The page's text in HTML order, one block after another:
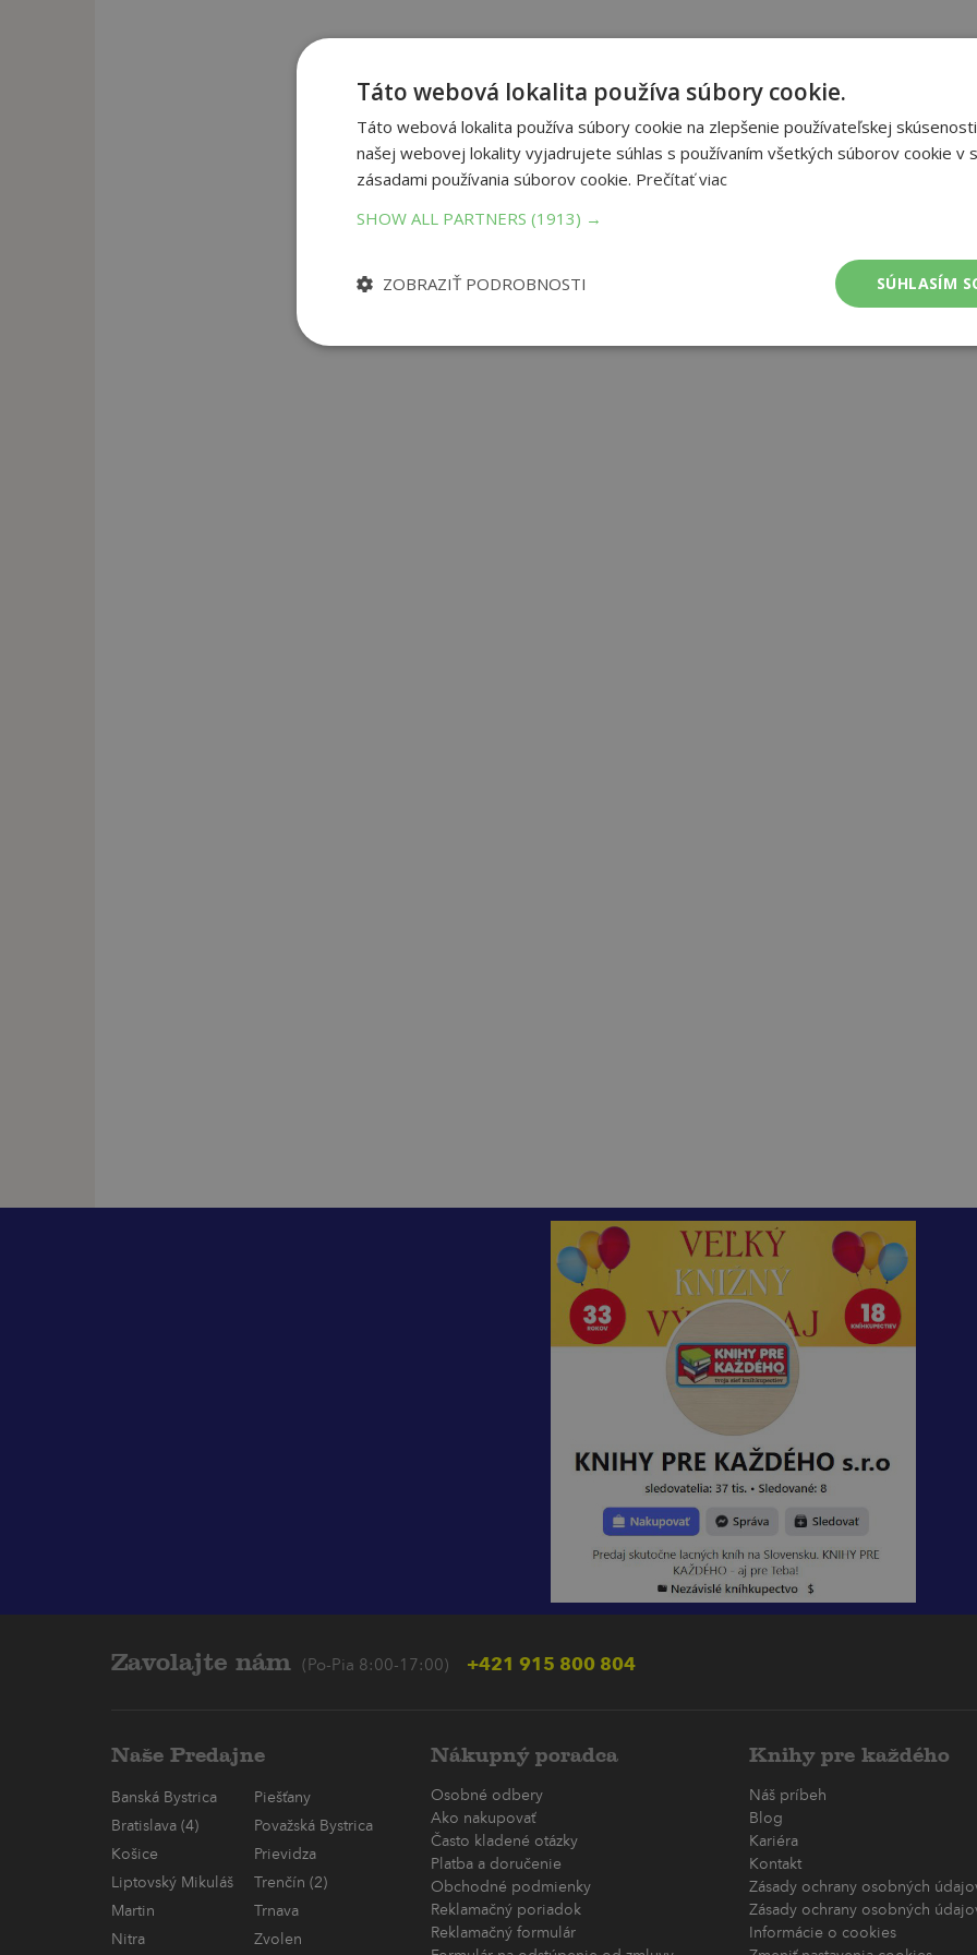
Zavolajte nám (Po-Pia 8:00-17:00) +421 915 800 804
Naše Predajne
Banská Bystrica
Piešťany
Bratislava (4)
Považská Bystrica
Košice
Prievidza
Liptovský Mikuláš
Trenčín (2)
Martin
Trnava
Nitra
Zvolen
Nákupný poradca
Osobné odbery
Ako nakupovať
Často kladené otázky
Platba a doručenie
Obchodné podmienky
Reklamačný poriadok
Reklamačný formulár
Knihy pre každého
Náš príbeh
Blog
Kariéra
Kontakt
Zásady ochrany osobných
Zásady ochrany osobných
Informácie o cookies
Táto webová lokalita používa súbory cookie.
Táto webová lokalita používa súbory cookie na zlepšenie používateľskej
našej webovej lokality vyjadrujete súhlas s používaním všetkých súborov cookie v
zásadami používania súborov cookie. Prečítať viac
SHOW ALL PARTNERS (1913) →
SÚHLASÍM
ZOBRAZIŤ PODROBNOSTI